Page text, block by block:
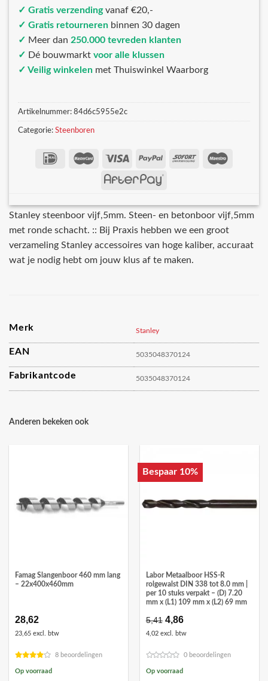
✓ Gratis verzendingvanaf €20,-
✓ Gratis retourneren binnen 30 dagen
✓ Meer dan 250.000 tevreden klanten
✓ Dé bouwmarkt voor alle klussen
✓ Veilig winkelen met Thuiswinkel Waarborg
Artikelnummer: 84d6c5955e2c
Categorie: Steenboren
Stanley steenboor vijf,5mm. Steen- en betonboor vijf,5mm
met ronde schacht. :: Bij Praxis hebben we een groot
verzameling Stanley accessoires van hoge kaliber, accuraat
wat je nodig hebt om jouw klus af te maken.
Merk Stanley
EAN 5035048370124
Fabrikantcode 5035048370124
Anderen bekeken ook
Famag Slangenboor 460 mm lang
– 22x400x460mm
28,62
23,65 excl. btw
8 beoordelingen
Op voorraad
Bespaar 10%
Labor Metaalboor HSS-R
rolgewalst DIN 338 tot 8.0 mm |
per 10 stuks verpakt – (D) 7.20
mm x (L1) 109 mm x (L2) 69 mm
5,41 Oorspronkelijke
prijs
was:
4,86Huidige
is:
4,02 excl. btw
0 beoordelingen
Op voorraad